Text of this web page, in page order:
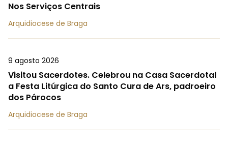
Nos Serviços Centrais
Arquidiocese de Braga
9 agosto 2026
Visitou Sacerdotes. Celebrou na Casa Sacerdotal
a Festa Litúrgica do Santo Cura de Ars, padroeiro
dos Párocos
Arquidiocese de Braga